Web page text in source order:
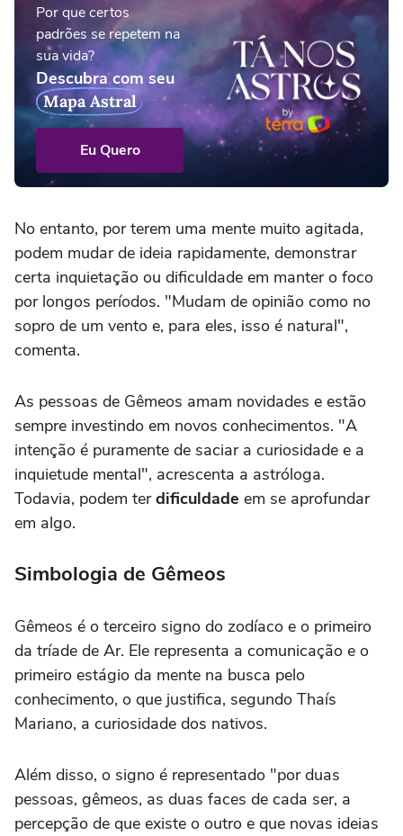
Por que certos
padrões se repetem na
sua vida?
Descubra com seu
Mapa Astral
Eu Quero
No entanto, por terem uma mente muito agitada,
podem mudar de ideia rapidamente, demonstrar
certa inquietação ou dificuldade em manter o foco
por longos períodos. "Mudam de opinião como no
sopro de um vento e, para eles, isso é natural",
comenta.
As pessoas de Gêmeos amam novidades e estão
sempre investindo em novos conhecimentos. "A
intenção é puramente de saciar a curiosidade e a
inquietude mental", acrescenta a astróloga.
Todavia, podem terdificuldade em se aprofundar
em algo.
Simbologia de Gêmeos
Gêmeos é o terceiro signo do zodíaco e o primeiro
da tríade de Ar. Ele representa a comunicação e o
primeiro estágio da mente na busca pelo
conhecimento, o que justifica, segundo Thaís
Mariano, a curiosidade dos nativos.
Além disso, o signo é representado "por duas
pessoas, gêmeos, as duas faces de cada ser, a
percepção de que existe o outro e que novas ideias